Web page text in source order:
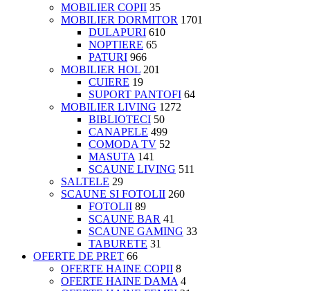
MOBILIER COPII 35
MOBILIER DORMITOR 1701
DULAPURI 610
NOPTIERE 65
PATURI 966
MOBILIER HOL 201
CUIERE 19
SUPORT PANTOFI 64
MOBILIER LIVING 1272
BIBLIOTECI 50
CANAPELE 499
COMODA TV 52
MASUTA 141
SCAUNE LIVING 511
SALTELE 29
SCAUNE SI FOTOLII 260
FOTOLII 89
SCAUNE BAR 41
SCAUNE GAMING 33
TABURETE 31
OFERTE DE PRET 66
OFERTE HAINE COPII 8
OFERTE HAINE DAMA 4